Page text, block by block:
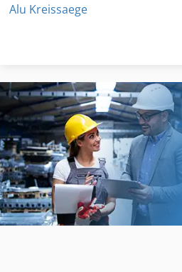
Alu Kreissaege
Hsc 20 Linear
International 433